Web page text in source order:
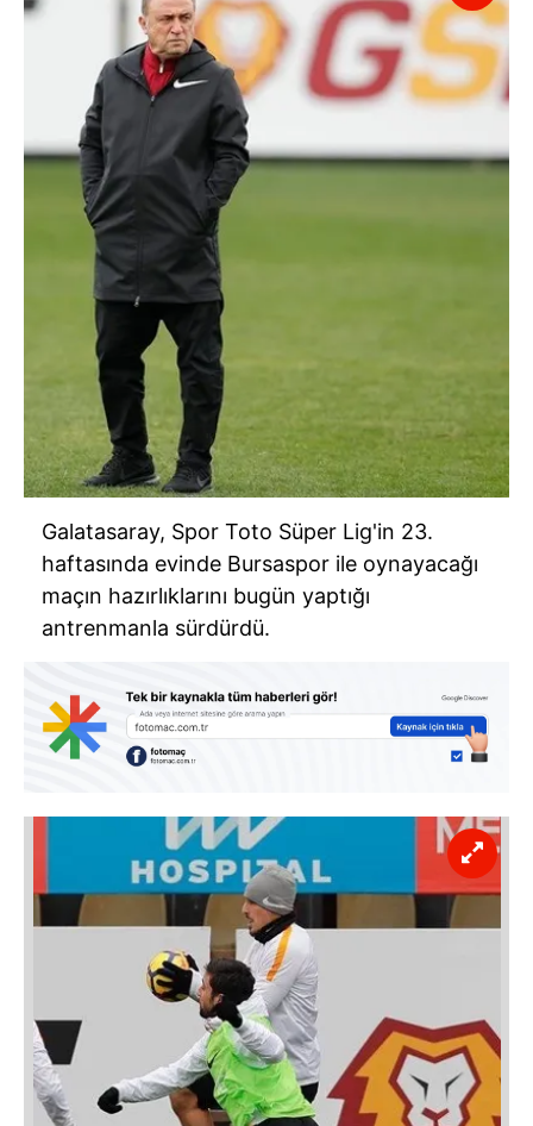
Galatasaray, Spor Toto Süper Lig'in 23.
haftasında evinde Bursaspor ile oynayacağı
maçın hazırlıklarını bugün yaptığı
antrenmanla sürdürdü.